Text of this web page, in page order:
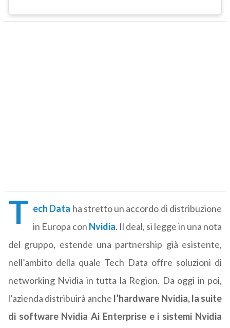
T ech Data ha stretto un accordo di distribuzione
in Europa con Nvidia. Il deal, si legge in una nota
del gruppo, estende una partnership già esistente,
nell’ambito della quale Tech Data offre soluzioni di
networking Nvidia in tutta la Region. Da oggi in poi,
l’azienda distribuirà anche l’hardware Nvidia, la suite
di software Nvidia Ai Enterprise e i sistemi Nvidia